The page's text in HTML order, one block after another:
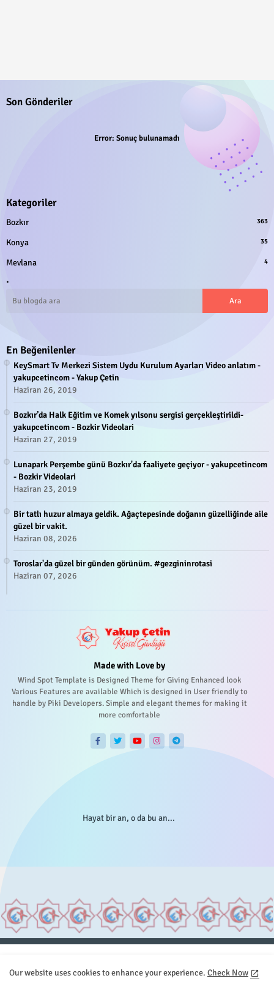
Son Gönderiler
Error: Sonuç bulunamadı
Kategoriler
Bozkır 363
Konya 35
Mevlana 4
.
En Beğenilenler
KeySmart Tv Merkezi Sistem Uydu Kurulum Ayarları Video anlatım -
yakupcetincom - Yakup Çetin
Haziran 26, 2019
Bozkır’da Halk Eğitim ve Komek yılsonu sergisi gerçekleştirildi-
yakupcetincom - Bozkir Videolari
Haziran 27, 2019
Lunapark Perşembe günü Bozkır'da faaliyete geçiyor - yakupcetincom
- Bozkir Videolari
Haziran 23, 2019
Bir tatlı huzur almaya geldik. Ağaçtepesinde doğanın güzelliğinde aile
güzel bir vakit.
Haziran 08, 2026
Toroslar'da güzel bir günden görünüm. #gezgininrotasi
Haziran 07, 2026
Made with Love by
Wind Spot Template is Designed Theme for Giving Enhanced look
Various Features are available Which is designed in User friendly to
handle by Piki Developers. Simple and elegant themes for making it
more comfortable
Hayat bir an, o da bu an...
Sitemap
İletişim
Our website uses cookies to enhance your experience. Check Now